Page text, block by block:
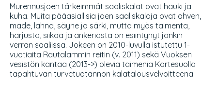
Murennusjoen tärkeimmät saaliskalat ovat hauki ja
kuha. Muita pääasiallisia joen saaliskaloja ovat ahven,
made, lahna, säyne ja särki, mutta myös taimenta,
harjusta, siikaa ja ankeriasta on esiintynyt jonkin
verran saaliissa. Jokeen on 2010-luvulla istutettu 1-
vuotiaita Rautalammin reitin (v. 2011) sekä Vuoksen
vesistön kantaa (2013->) olevia taimenia Kortesuolla
tapahtuvan turvetuotannon kalatalousvelvoitteena.